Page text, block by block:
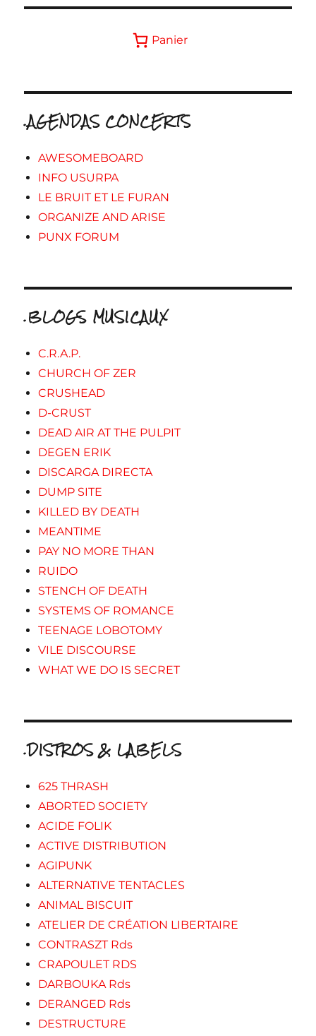
Panier
.AGENDAS CONCERTS
AWESOMEBOARD
INFO USURPA
LE BRUIT ET LE FURAN
ORGANIZE AND ARISE
PUNX FORUM
.BLOGS MUSICAUX
C.R.A.P.
CHURCH OF ZER
CRUSHEAD
D-CRUST
DEAD AIR AT THE PULPIT
DEGEN ERIK
DISCARGA DIRECTA
DUMP SITE
KILLED BY DEATH
MEANTIME
PAY NO MORE THAN
RUIDO
STENCH OF DEATH
SYSTEMS OF ROMANCE
TEENAGE LOBOTOMY
VILE DISCOURSE
WHAT WE DO IS SECRET
.DISTROS & LABELS
625 THRASH
ABORTED SOCIETY
ACIDE FOLIK
ACTIVE DISTRIBUTION
AGIPUNK
ALTERNATIVE TENTACLES
ANIMAL BISCUIT
ATELIER DE CRÉATION LIBERTAIRE
CONTRASZT Rds
CRAPOULET RDS
DARBOUKA Rds
DERANGED Rds
DESTRUCTURE